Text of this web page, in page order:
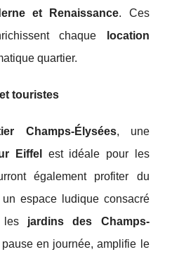
et Renaissance. Ces
chaque
location
quartier.
touristes
Champs-Élysées, une
Eiffel
est idéale pour les
également profiter du
un espace ludique consacré
les jardins des Champs-
en journée, amplifie le